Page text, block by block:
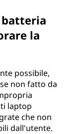
batteria
la
possibile,
non fatto da
laptop
che non
dall'utente.